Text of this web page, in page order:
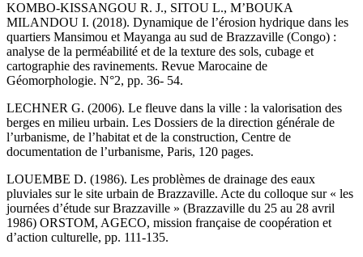
KOMBO-KISSANGOU R. J., SITOU L., M’BOUKA
MILANDOU I. (2018). Dynamique de l’érosion hydrique dans les
quartiers Mansimou et Mayanga au sud de Brazzaville (Congo) :
analyse de la perméabilité et de la texture des sols, cubage et
cartographie des ravinements. Revue Marocaine de
Géomorphologie. N°2, pp. 36- 54.
LECHNER G. (2006). Le fleuve dans la ville : la valorisation des
berges en milieu urbain. Les Dossiers de la direction générale de
l’urbanisme, de l’habitat et de la construction, Centre de
documentation de l’urbanisme, Paris, 120 pages.
LOUEMBE D. (1986). Les problèmes de drainage des eaux
pluviales sur le site urbain de Brazzaville. Acte du colloque sur « les
journées d’étude sur Brazzaville » (Brazzaville du 25 au 28 avril
1986) ORSTOM, AGECO, mission française de coopération et
d’action culturelle, pp. 111-135.